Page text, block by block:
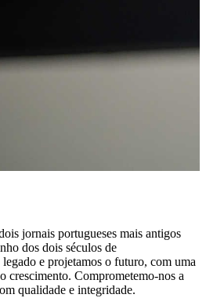
jornais portugueses mais antigos
dos dois séculos de
e projetamos o futuro, com uma
crescimento. Comprometemo-nos a
qualidade e integridade.